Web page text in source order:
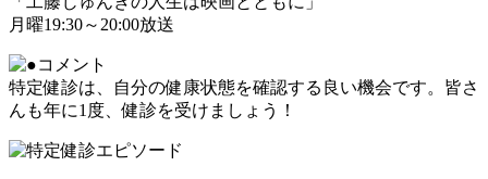
月曜19:30～20:00放送
特定健診は、自分の健康状態を確認する良い機会です。皆さ
んも年に1度、健診を受けましょう！